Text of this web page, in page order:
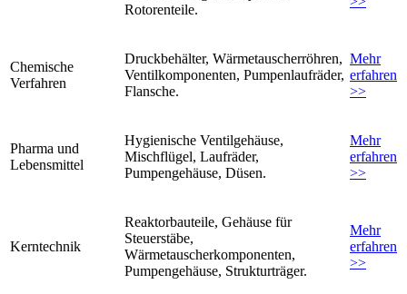
Rotorenteile.
Chemische
Verfahren
Druckbehälter, Wärmetauscherröhren,
Ventilkomponenten, Pumpenlaufräder,
Flansche.
Mehr
erfahren
>>
Pharma und
Lebensmittel
Hygienische Ventilgehäuse,
Mischflügel, Laufräder,
Pumpengehäuse, Düsen.
Mehr
erfahren
>>
Kerntechnik
Reaktorbauteile, Gehäuse für
Steuerstäbe,
Wärmetauscherkomponenten,
Pumpengehäuse, Strukturträger.
Mehr
erfahren
>>